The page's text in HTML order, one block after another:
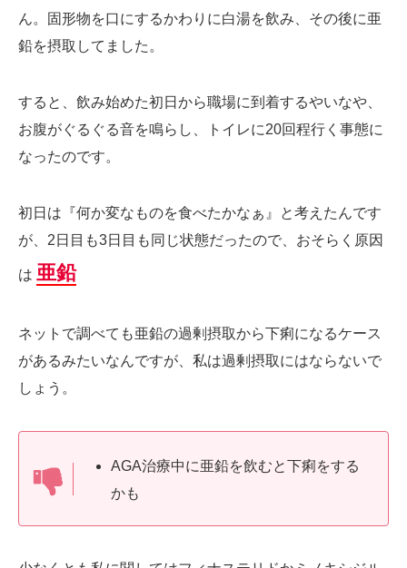
ん。固形物を口にするかわりに白湯を飲み、その後に亜
鉛を摂取してました。
すると、飲み始めた初日から職場に到着するやいなや、
お腹がぐるぐる音を鳴らし、トイレに20回程行く事態に
なったのです。
初日は『何か変なものを食べたかなぁ』と考えたんです
が、2日目も3日目も同じ状態だったので、おそらく原因
は 亜鉛
ネットで調べても亜鉛の過剰摂取から下痢になるケース
があるみたいなんですが、私は過剰摂取にはならないで
しょう。
AGA治療中に亜鉛を飲むと下痢をする
かも